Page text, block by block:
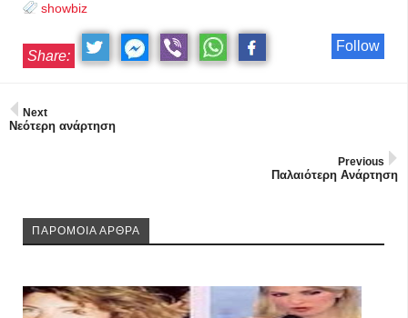
showbiz
Follow
Share:
Next
Νεότερη ανάρτηση
Previous
Παλαιότερη Ανάρτηση
ΠΑΡΟΜΟΙΑ ΑΡΘΡΑ